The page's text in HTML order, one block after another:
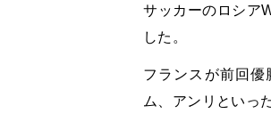
サッカーのロシア
した。
フランスが前回優
ム、アンリといっ